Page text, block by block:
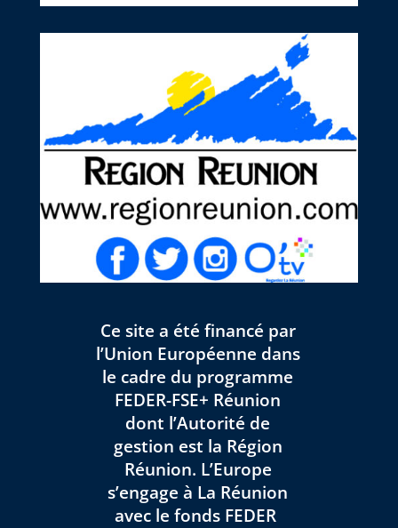
Ce site a été financé par
l’Union Européenne dans
le cadre du programme
FEDER-FSE+ Réunion
dont l’Autorité de
gestion est la Région
Réunion. L’Europe
s’engage à La Réunion
avec le fonds FEDER